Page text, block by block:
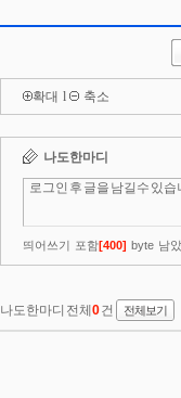
확대 l 축소